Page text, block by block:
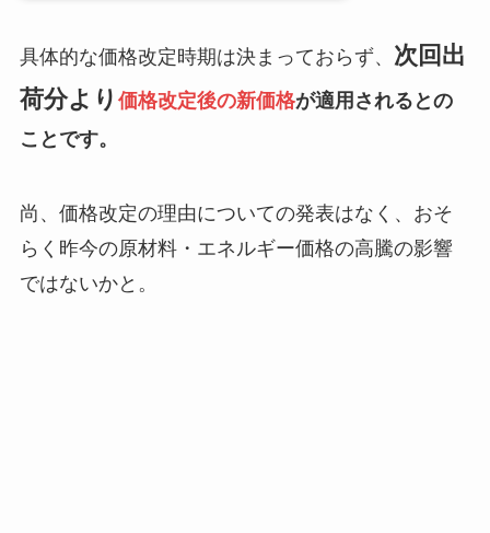
具体的な価格改定時期は決まっておらず、 次回出
荷分より 価格改定後の新価格が適用されるとの
ことです。
尚、価格改定の理由についての発表はなく、おそ
らく昨今の原材料・エネルギー価格の高騰の影響
ではないかと。